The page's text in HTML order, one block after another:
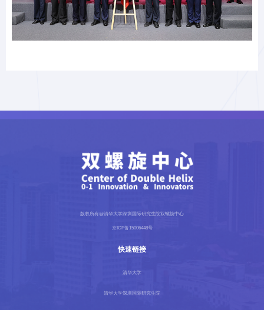
版权所有@清华大学深圳国际研究生院双螺旋中心
京ICP备15006448号
快速链接
清华大学
清华大学深圳国际研究生院